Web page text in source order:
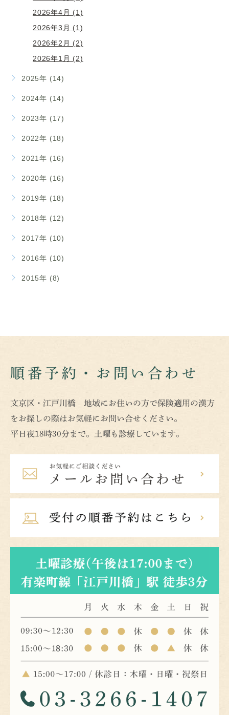
2026年4月 (1)
2026年3月 (1)
2026年2月 (2)
2026年1月 (2)
2025年 (14)
2024年 (14)
2023年 (17)
2022年 (18)
2021年 (16)
2020年 (16)
2019年 (18)
2018年 (12)
2017年 (10)
2016年 (10)
2015年 (8)
順番予約・お問い合わせ
文京区・江戸川橋 地域にお住いの方で保険適用の漢方
をお探しの際はお気軽にお問い合せください。
平日夜18時30分まで。土曜も診療しています。